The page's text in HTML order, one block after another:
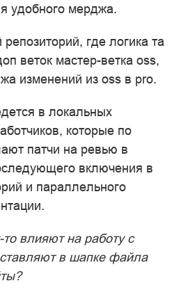
удобного мерджа.
где логика та
веток мастер-ветка oss,
изменений из oss в pro.
в локальных
которые по
патчи на ревью в
включения в
и параллельного
влияют на работу с
в шапке файла